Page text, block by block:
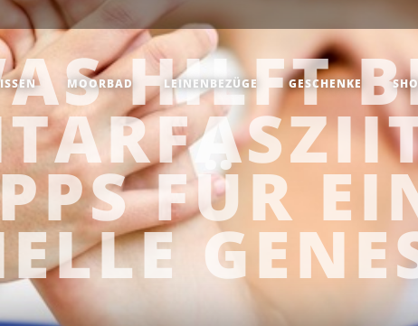
MOORBAD LEINENBEZÜGE GESCHENKE
HILFT
FÜR